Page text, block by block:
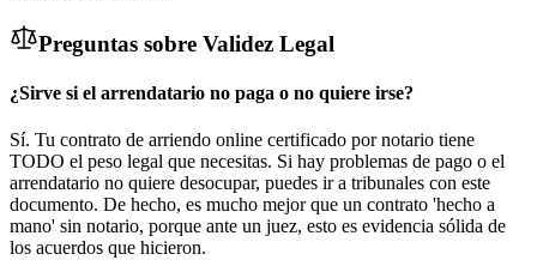
Preguntas sobre Validez Legal
¿Sirve si el arrendatario no paga o no quiere irse?
Sí. Tu contrato de arriendo online certificado por notario tiene
TODO el peso legal que necesitas. Si hay problemas de pago o el
arrendatario no quiere desocupar, puedes ir a tribunales con este
documento. De hecho, es mucho mejor que un contrato 'hecho a
mano' sin notario, porque ante un juez, esto es evidencia sólida de
los acuerdos que hicieron.